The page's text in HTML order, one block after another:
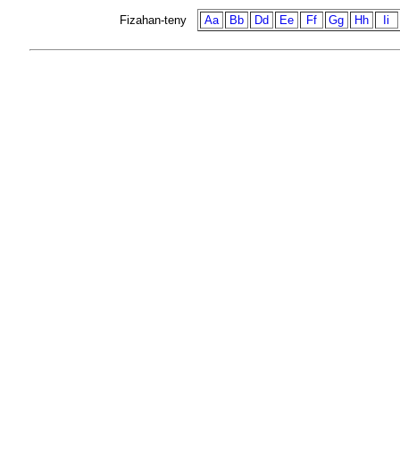
Fizahan-teny Aa Bb Dd Ee Ff Gg Hh Ii